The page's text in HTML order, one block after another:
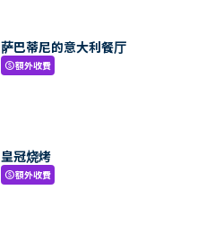
萨巴蒂尼的意大利餐厅
paid額外收費
皇冠烧烤
paid額外收費